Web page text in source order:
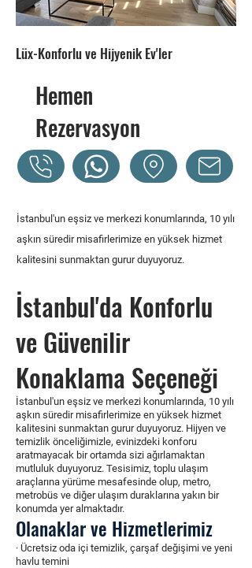
Lüx-Konforlu ve Hijyenik Ev'ler
Hemen
Rezervasyon
İstanbul'un eşsiz ve merkezi konumlarında, 10 yılı
aşkın süredir misafirlerimize en yüksek hizmet
kalitesini sunmaktan gurur duyuyoruz.
İstanbul'da Konforlu
ve Güvenilir
Konaklama Seçeneği
İstanbul'un eşsiz ve merkezi konumlarında, 10 yılı
aşkın süredir misafirlerimize en yüksek hizmet
kalitesini sunmaktan gurur duyuyoruz. Hijyen ve
temizlik önceliğimizle, evinizdeki konforu
aratmayacak bir ortamda sizi ağırlamaktan
mutluluk duyuyoruz. Tesisimiz, toplu ulaşım
araçlarına yürüme mesafesinde olup, metro,
metrobüs ve diğer ulaşım duraklarına yakın bir
konumda yer almaktadır.
Olanaklar ve Hizmetlerimiz
· Ücretsiz oda içi temizlik, çarşaf değişimi ve yeni
havlu temini